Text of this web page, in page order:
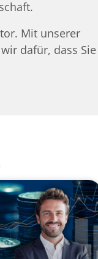
Mit unserer
dafür, dass Sie